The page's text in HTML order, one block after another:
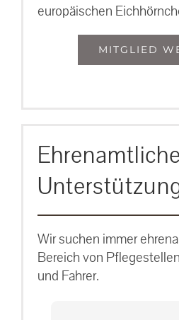
europäischen
MITGLIED
Ehrenamtliche
Wir suchen immer
Bereich von
und Fahrer.